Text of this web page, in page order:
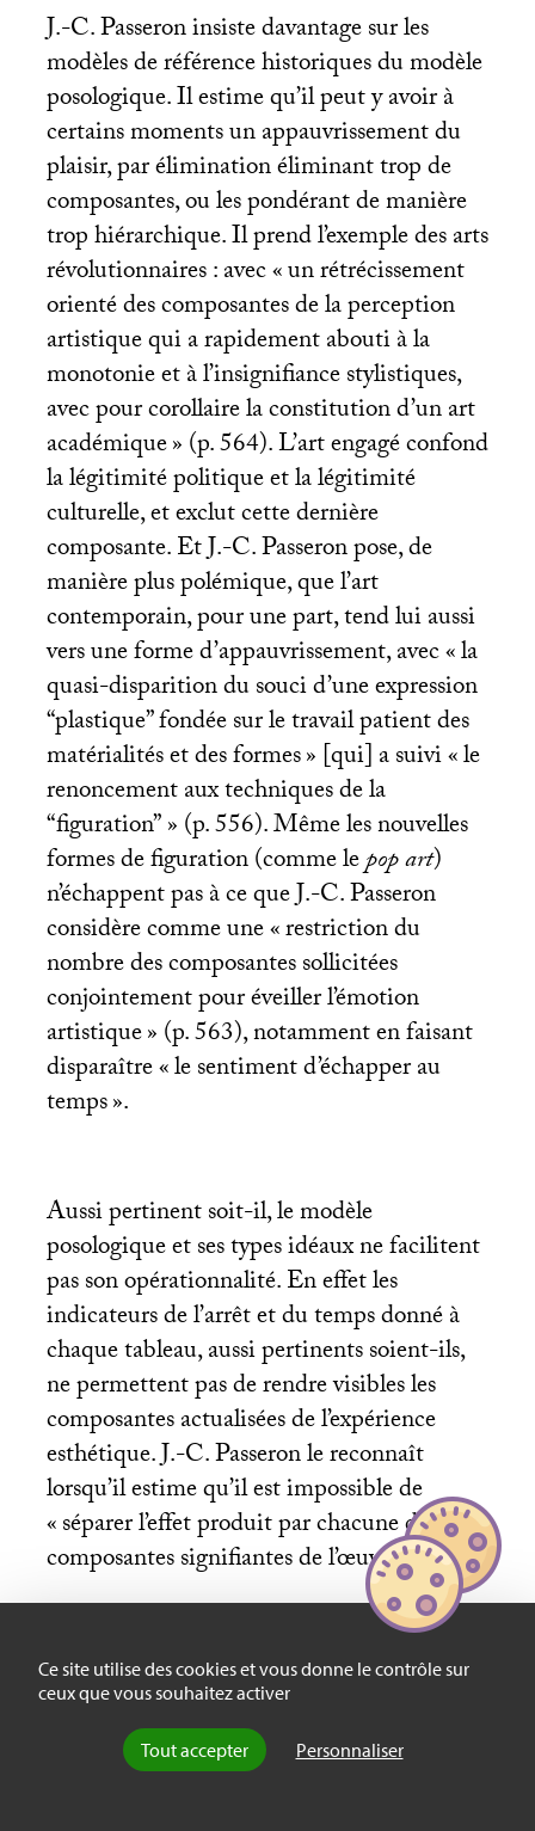
Ce site utilise des cookies et vous donne le contrôle sur
ceux que vous souhaitez activer
Tout accepter Personnaliser
J.-C. Passeron insiste davantage sur les
modèles de référence historiques du modèle
posologique. Il estime qu’il peut y avoir à
certains moments un appauvrissement du
plaisir, par élimination éliminant trop de
composantes, ou les pondérant de manière
trop hiérarchique. Il prend l’exemple des arts
révolutionnaires : avec «un rétrécissement
orienté des composantes de la perception
artistique qui a rapidement abouti à la
monotonie et à l’insignifiance stylistiques,
avec pour corollaire la constitution d’un art
académique» (p. 564). L’art engagé confond
la légitimité politique et la légitimité
culturelle, et exclut cette dernière
composante. Et J.-C. Passeron pose, de
manière plus polémique, que l’art
contemporain, pour une part, tend lui aussi
vers une forme d’appauvrissement, avec «la
quasi-disparition du souci d’une expression
“plastique” fondée sur le travail patient des
matérialités et des formes» [qui] a suivi «le
renoncement aux techniques de la
“figuration”» (p. 556). Même les nouvelles
formes de figuration (comme lepop art)
n’échappent pas à ce que J.-C. Passeron
considère comme une «restriction du
nombre des composantes sollicitées
conjointement pour éveiller l’émotion
artistique» (p. 563), notamment en faisant
disparaître «le sentiment d’échapper au
temps».
Aussi pertinent soit-il, le modèle
posologique et ses types idéaux ne facilitent
pas son opérationnalité. En effet les
indicateurs de l’arrêt et du temps donné à
chaque tableau, aussi pertinents soient-ils,
ne permettent pas de rendre visibles les
composantes actualisées de l’expérience
esthétique. J.-C. Passeron le reconnaît
lorsqu’il estime qu’il est impossible de
«séparer l’effet produit par chacune des
composantes signifiantes de l’œuvre» (idem).
Question
Une analyse sociologique de la socioanalyse